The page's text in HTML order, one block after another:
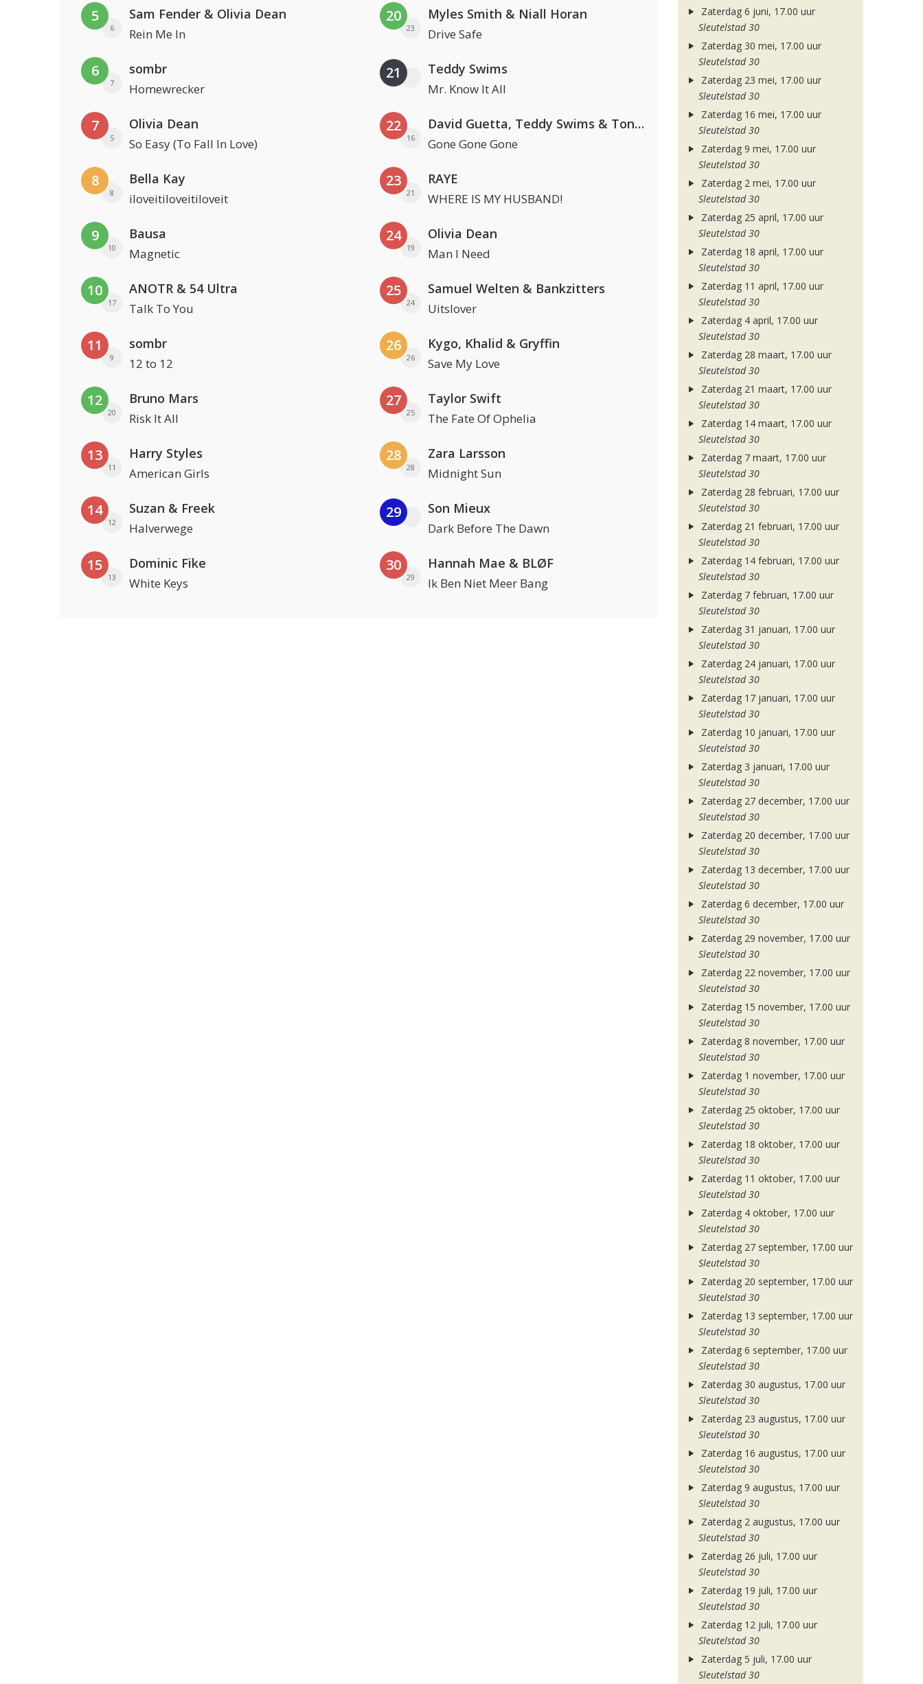
5
6
Sam Fender & Olivia Dean
Rein Me In
6
7
sombr
Homewrecker
7
5
Olivia Dean
So Easy (To Fall In Love)
8
8
Bella Kay
iloveitiloveitiloveit
9
10
Bausa
Magnetic
10
17
ANOTR & 54 Ultra
Talk To You
11
9
sombr
12 to 12
12
20
Bruno Mars
Risk It All
13
11
Harry Styles
American Girls
14
12
Suzan & Freek
Halverwege
15
13
Dominic Fike
White Keys
20
23
Myles Smith & Niall Horan
Drive Safe
21 Teddy Swims
Mr. Know It All
22
16
David Guetta, Teddy Swims & Tones And I
Gone Gone Gone
23
21
RAYE
WHERE IS MY HUSBAND!
24
19
Olivia Dean
Man I Need
25
24
Samuel Welten & Bankzitters
Uitslover
26
26
Kygo, Khalid & Gryffin
Save My Love
27
25
Taylor Swift
The Fate Of Ophelia
28
28
Zara Larsson
Midnight Sun
29 Son Mieux
Dark Before The Dawn
30
29
Hannah Mae & BLØF
Ik Ben Niet Meer Bang
Zaterdag 6 juni, 17.00 uur
Sleutelstad 30
Zaterdag 30 mei, 17.00 uur
Sleutelstad 30
Zaterdag 23 mei, 17.00 uur
Sleutelstad 30
Zaterdag 16 mei, 17.00 uur
Sleutelstad 30
Zaterdag 9 mei, 17.00 uur
Sleutelstad 30
Zaterdag 2 mei, 17.00 uur
Sleutelstad 30
Zaterdag 25 april, 17.00 uur
Sleutelstad 30
Zaterdag 18 april, 17.00 uur
Sleutelstad 30
Zaterdag 11 april, 17.00 uur
Sleutelstad 30
Zaterdag 4 april, 17.00 uur
Sleutelstad 30
Zaterdag 28 maart, 17.00 uur
Sleutelstad 30
Zaterdag 21 maart, 17.00 uur
Sleutelstad 30
Zaterdag 14 maart, 17.00 uur
Sleutelstad 30
Zaterdag 7 maart, 17.00 uur
Sleutelstad 30
Zaterdag 28 februari, 17.00 uur
Sleutelstad 30
Zaterdag 21 februari, 17.00 uur
Sleutelstad 30
Zaterdag 14 februari, 17.00 uur
Sleutelstad 30
Zaterdag 7 februari, 17.00 uur
Sleutelstad 30
Zaterdag 31 januari, 17.00 uur
Sleutelstad 30
Zaterdag 24 januari, 17.00 uur
Sleutelstad 30
Zaterdag 17 januari, 17.00 uur
Sleutelstad 30
Zaterdag 10 januari, 17.00 uur
Sleutelstad 30
Zaterdag 3 januari, 17.00 uur
Sleutelstad 30
Zaterdag 27 december, 17.00 uur
Sleutelstad 30
Zaterdag 20 december, 17.00 uur
Sleutelstad 30
Zaterdag 13 december, 17.00 uur
Sleutelstad 30
Zaterdag 6 december, 17.00 uur
Sleutelstad 30
Zaterdag 29 november, 17.00 uur
Sleutelstad 30
Zaterdag 22 november, 17.00 uur
Sleutelstad 30
Zaterdag 15 november, 17.00 uur
Sleutelstad 30
Zaterdag 8 november, 17.00 uur
Sleutelstad 30
Zaterdag 1 november, 17.00 uur
Sleutelstad 30
Zaterdag 25 oktober, 17.00 uur
Sleutelstad 30
Zaterdag 18 oktober, 17.00 uur
Sleutelstad 30
Zaterdag 11 oktober, 17.00 uur
Sleutelstad 30
Zaterdag 4 oktober, 17.00 uur
Sleutelstad 30
Zaterdag 27 september, 17.00 uur
Sleutelstad 30
Zaterdag 20 september, 17.00 uur
Sleutelstad 30
Zaterdag 13 september, 17.00 uur
Sleutelstad 30
Zaterdag 6 september, 17.00 uur
Sleutelstad 30
Zaterdag 30 augustus, 17.00 uur
Sleutelstad 30
Zaterdag 23 augustus, 17.00 uur
Sleutelstad 30
Zaterdag 16 augustus, 17.00 uur
Sleutelstad 30
Zaterdag 9 augustus, 17.00 uur
Sleutelstad 30
Zaterdag 2 augustus, 17.00 uur
Sleutelstad 30
Zaterdag 26 juli, 17.00 uur
Sleutelstad 30
Zaterdag 19 juli, 17.00 uur
Sleutelstad 30
Zaterdag 12 juli, 17.00 uur
Sleutelstad 30
Zaterdag 5 juli, 17.00 uur
Sleutelstad 30